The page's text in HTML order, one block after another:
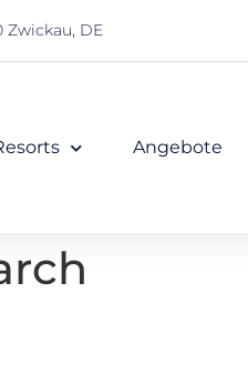
Zwickau, DE
Angebote